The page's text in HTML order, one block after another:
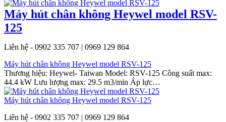
Máy hút chân không Heywel model RSV-
125
Liên hệ - 0902 335 707 | 0969 129 864
Máy hút chân không Heywel model RSV-125
Thương hiệu: Heywel- Taiwan Model: RSV-125 Công suất max:
44.4 kW Lưu lượng max: 29.5 m3/min Áp lực…
Máy hút chân không Heywel model RSV-125
Liên hệ - 0902 335 707 | 0969 129 864